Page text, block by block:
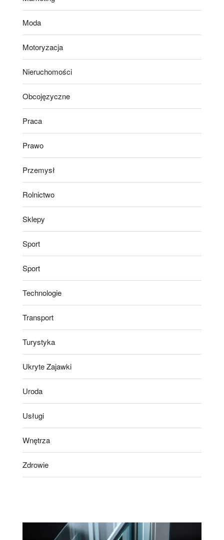
Moda
Motoryzacja
Nieruchomości
Obcojęzyczne
Praca
Prawo
Przemysł
Rolnictwo
Sklepy
Sport
Sport
Technologie
Transport
Turystyka
Ukryte Zajawki
Uroda
Usługi
Wnętrza
Zdrowie